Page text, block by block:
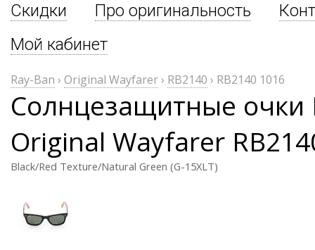
Скидки
Про оригинальность
Мой кабинет
Ray-Ban › Original Wayfarer› RB2140 › RB2140 1016
Солнцезащитные очки
Original Wayfarer
Black/Red Texture/Natural Green (G-15XLT)